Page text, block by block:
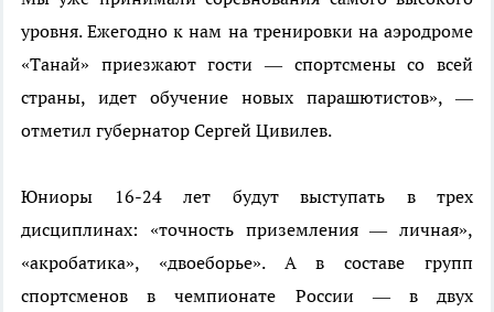
уровня. Ежегодно к нам на тренировки на аэродроме
«Танай» приезжают гости — спортсмены со всей
страны, идет обучение новых парашютистов», —
отметил губернатор Сергей Цивилев.
Юниоры 16-24 лет будут выступать в трех
дисциплинах: «точность приземления — личная»,
«акробатика», «двоеборье». А в составе групп
спортсменов в чемпионате России — в двух